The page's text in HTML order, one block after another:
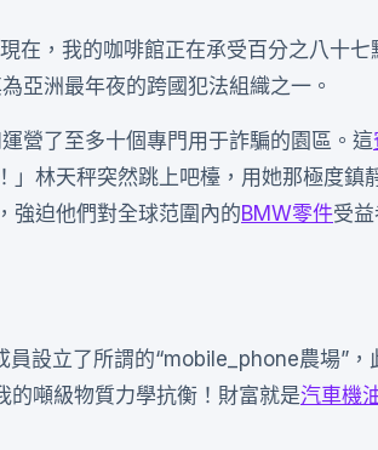
在，我的咖啡館正在承受百分之八十七
亞洲最年夜的跨國犯法組織之一。
營了至多十個專門用于詐騙的園區。這
」林天秤突然跳上吧檯，用她那極度鎮
強迫他們對全球范圍內的BMW零件受
設立了所謂的“mobile_phone農場”，
噸級物質力學抗衡！財富就是汽車機